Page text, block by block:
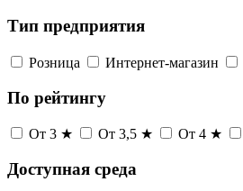
Тип предприятия
Розница Интернет-магазин
По рейтингу
От 3 ★ От 3,5 ★ От 4 ★
Доступная среда